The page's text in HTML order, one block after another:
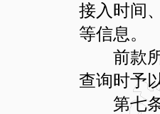
接入时间
等信息。
前款所
查询时予
第七条